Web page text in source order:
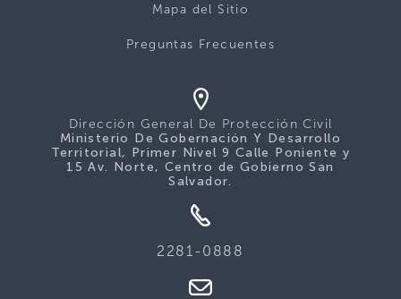
Mapa del Sitio
Preguntas Frecuentes
Dirección General De Protección Civil
Ministerio De Gobernación Y Desarrollo
Territorial, Primer Nivel 9 Calle Poniente y
15 Av. Norte, Centro de Gobierno San
Salvador.
2281-0888